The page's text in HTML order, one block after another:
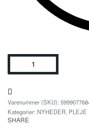
Kategorier: NYHEDER PLEJE
SHARE